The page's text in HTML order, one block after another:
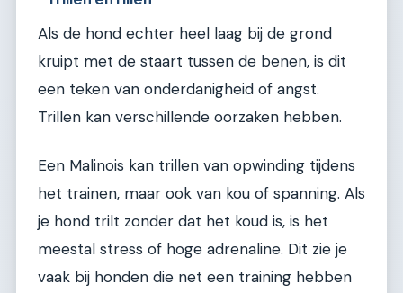
Als de hond echter heel laag bij de grond
kruipt met de staart tussen de benen, is dit
een teken van onderdanigheid of angst.
Trillen kan verschillende oorzaken hebben.
Een Malinois kan trillen van opwinding tijdens
het trainen, maar ook van kou of spanning. Als
je hond trilt zonder dat het koud is, is het
meestal stress of hoge adrenaline. Dit zie je
vaak bij honden die net een training hebben